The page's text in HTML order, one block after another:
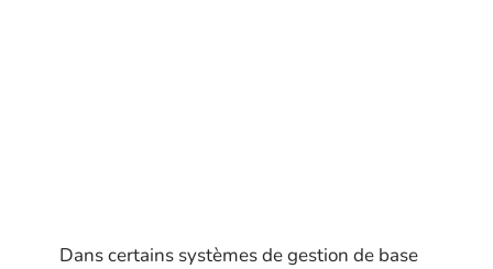
Dans certains systèmes de gestion de base